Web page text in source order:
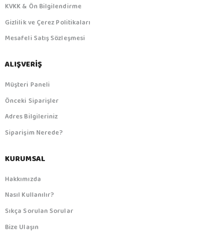
KVKK & Ön Bilgilendirme
Gizlilik ve Çerez Politikaları
Mesafeli Satış Sözleşmesi
ALIŞVERIŞ
Müşteri Paneli
Önceki Siparişler
Adres Bilgileriniz
Siparişim Nerede?
KURUMSAL
Hakkımızda
Nasıl Kullanılır?
Sıkça Sorulan Sorular
Bize Ulaşın